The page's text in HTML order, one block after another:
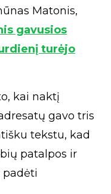
Matonis,
gavusios
turėjo
kai naktį
gavo tris
tekstu, kad
patalpos ir
padėti